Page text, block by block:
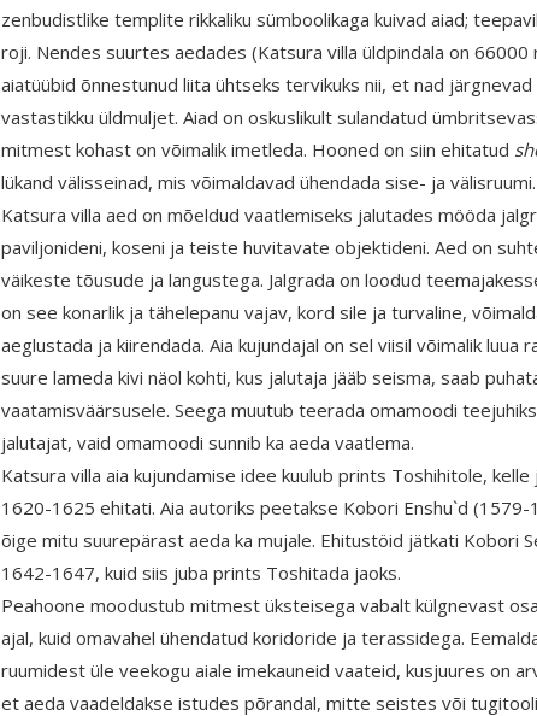
zenbudistlike templite rikkaliku sümboolikaga kuivad aiad;
roji. Nendes suurtes aedades (Katsura villa üldpindala on
aiatüübid õnnestunud liita ühtseks tervikuks nii, et nad
vastastikku üldmuljet. Aiad on oskuslikult sulandatud
mitmest kohast on võimalik imetleda. Hooned on siin ehitatud
lükand välisseinad, mis võimaldavad ühendada sise- ja välisruumi.
Katsura villa aed on mõeldud vaatlemiseks jalutades mööda
paviljonideni, koseni ja teiste huvitavate objektideni. Aed on
väikeste tõusude ja langustega. Jalgrada on loodud
on see konarlik ja tähelepanu vajav, kord sile ja turvaline,
aeglustada ja kiirendada. Aia kujundajal on sel viisil võimalik luua
suure lameda kivi näol kohti, kus jalutaja jääb seisma, saab
vaatamisväärsusele. Seega muutub teerada omamoodi
jalutajat, vaid omamoodi sunnib ka aeda vaatlema.
Katsura villa aia kujundamise idee kuulub prints Toshihitole,
1620-1625 ehitati. Aia autoriks peetakse Kobori Enshu`d (1579-
õige mitu suurepärast aeda ka mujale. Ehitustöid jätkati Kobori
1642-1647, kuid siis juba prints Toshitada jaoks.
Peahoone moodustub mitmest üksteisega vabalt külgnevast
ajal, kuid omavahel ühendatud koridoride ja terassidega.
ruumidest üle veekogu aiale imekauneid vaateid, kusjuures on
et aeda vaadeldakse istudes põrandal, mitte seistes või